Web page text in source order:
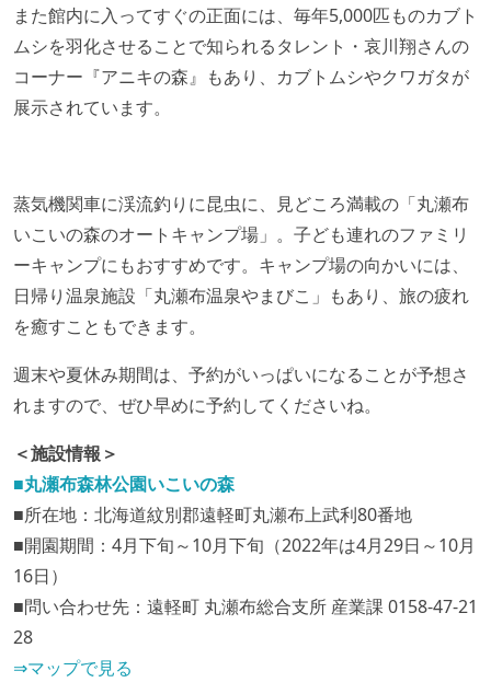
また館内に入ってすぐの正面には、毎年5,000匹ものカブト
ムシを羽化させることで知られるタレント・哀川翔さんの
コーナー『アニキの森』もあり、カブトムシやクワガタが
展示されています。
蒸気機関車に渓流釣りに昆虫に、見どころ満載の「丸瀬布
いこいの森のオートキャンプ場」。子ども連れのファミリ
ーキャンプにもおすすめです。キャンプ場の向かいには、
日帰り温泉施設「丸瀬布温泉やまびこ」もあり、旅の疲れ
を癒すこともできます。
週末や夏休み期間は、予約がいっぱいになることが予想さ
れますので、ぜひ早めに予約してくださいね。
＜施設情報＞
■丸瀬布森林公園いこいの森
■所在地：北海道紋別郡遠軽町丸瀬布上武利80番地
■開園期間：4月下旬～10月下旬（2022年は4月29日～10月
16日）
■問い合わせ先：遠軽町 丸瀬布総合支所 産業課 0158-47-21
28
⇒マップで見る